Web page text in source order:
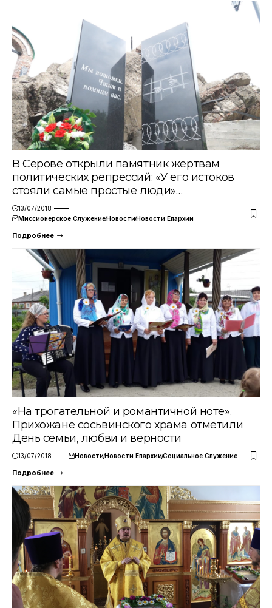
В Серове открыли памятник жертвам
политических репрессий: «У его истоков
стояли самые простые люди»…
13/07/2018
Миссионерское СлужениеНовостиНовости Епархии
Подробнее
«На трогательной и романтичной ноте».
Прихожане сосьвинского храма отметили
День семьи, любви и верности
13/07/2018 НовостиНовости ЕпархииСоциальное Служение
Подробнее